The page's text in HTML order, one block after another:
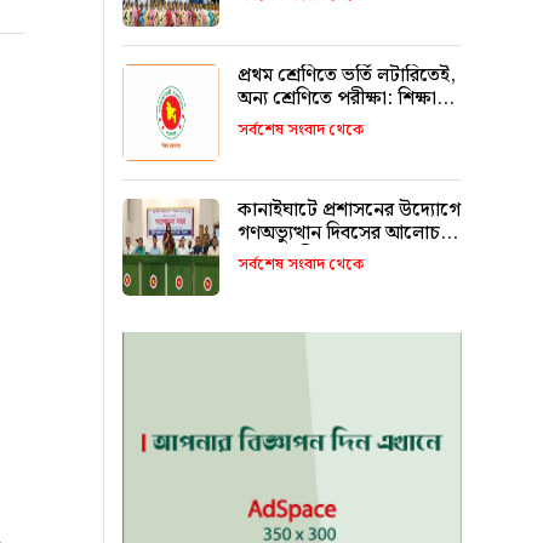
রাখবে : কয়েস লোদী
প্রথম শ্রেণিতে ভর্তি লটারিতেই,
অন্য শ্রেণিতে পরীক্ষা: শিক্ষা
মন্ত্রণালয়
সর্বশেষ সংবাদ থেকে
কানাইঘাটে প্রশাসনের উদ্যোগে
গণঅভ্যুত্থান দিবসের আলোচনা
সভা অনুষ্ঠিত
সর্বশেষ সংবাদ থেকে